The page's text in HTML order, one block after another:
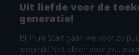
Uit liefde voor de
generatie!
Bij Pure Start gaan we voor zo
mogelijk! Niet alleen voor jou,